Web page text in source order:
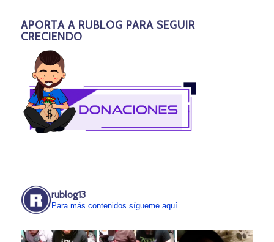
APORTA A RUBLOG PARA SEGUIR
CRECIENDO
rublog13
Para más contenidos sígueme aquí.